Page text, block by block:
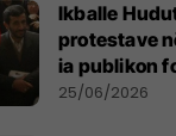
Ikballe
protestave
ia publikon
25/06/2026